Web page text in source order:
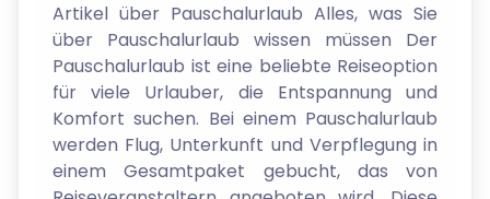
Artikel über Pauschalurlaub Alles, was Sie
über Pauschalurlaub wissen müssen Der
Pauschalurlaub ist eine beliebte Reiseoption
für viele Urlauber, die Entspannung und
Komfort suchen. Bei einem Pauschalurlaub
werden Flug, Unterkunft und Verpflegung in
einem Gesamtpaket gebucht, das von